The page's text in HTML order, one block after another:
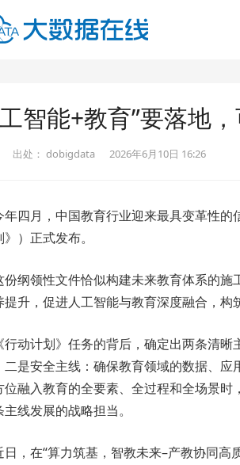
智能+教育”要落地
出处： dobigdata 2026年6月10日 16:26
年四月，中国教育行业迎来最具变革性的
）正式发布。
份纲领性文件恰似构建未来教育体系的
提升，促进人工智能与教育深度融合，构
《行动计划》任务的背后，确定出两条清
二是安全主线：确保教育领域的数据、
位融入教育的全要素、全过程和全场景
线发展的战略担当。
日，在“算力筑基，智教未来–产教协同